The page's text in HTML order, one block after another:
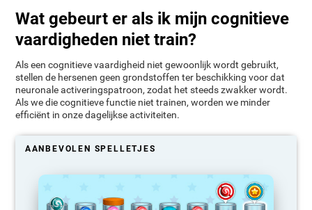
Wat gebeurt er als ik mijn cognitieve
vaardigheden niet train?
Als een cognitieve vaardigheid niet gewoonlijk wordt gebruikt,
stellen de hersenen geen grondstoffen ter beschikking voor dat
neuronale activeringspatroon, zodat het steeds zwakker wordt.
Als we die cognitieve functie niet trainen, worden we minder
efficiënt in onze dagelijkse activiteiten.
AANBEVOLEN SPELLETJES